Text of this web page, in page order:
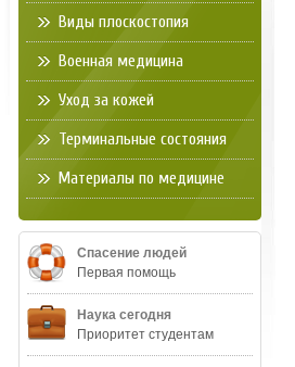
Виды плоскостопия
Военная медицина
Уход за кожей
Терминальные состояния
Материалы по медицине
Спасение людей
Первая помощь
Наука сегодня
Приоритет студентам